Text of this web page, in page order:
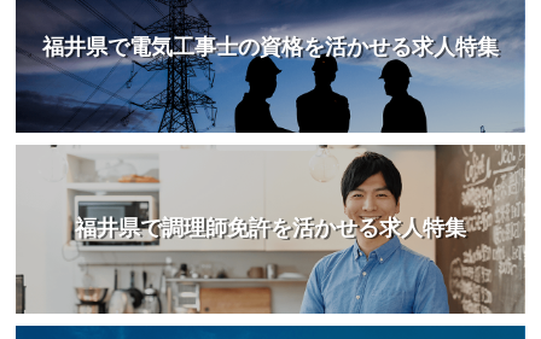
福井県で電気工事士の資格を活かせる求人特集
福井県で調理師免許を活かせる求人特集